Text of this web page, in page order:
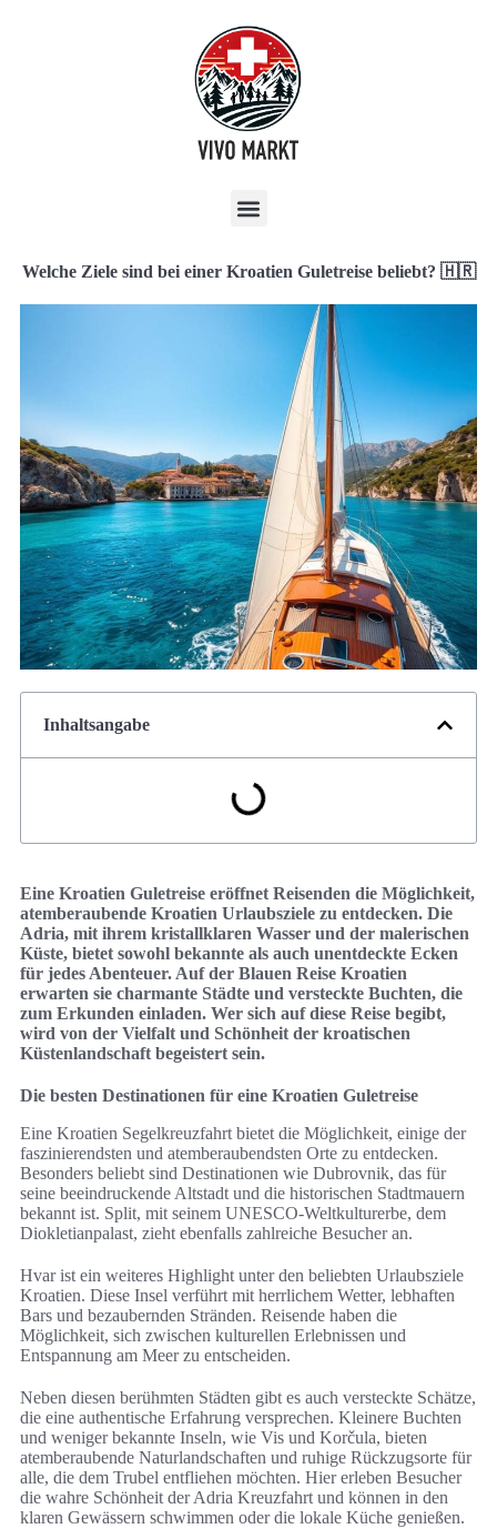
Welche Ziele sind bei einer Kroatien Guletreise beliebt? 🇭🇷
Inhaltsangabe
Eine Kroatien Guletreise eröffnet Reisenden die Möglichkeit,
atemberaubende Kroatien Urlaubsziele zu entdecken. Die
Adria, mit ihrem kristallklaren Wasser und der malerischen
Küste, bietet sowohl bekannte als auch unentdeckte Ecken
für jedes Abenteuer. Auf der Blauen Reise Kroatien
erwarten sie charmante Städte und versteckte Buchten, die
zum Erkunden einladen. Wer sich auf diese Reise begibt,
wird von der Vielfalt und Schönheit der kroatischen
Küstenlandschaft begeistert sein.
Die besten Destinationen für eine Kroatien Guletreise
Eine Kroatien Segelkreuzfahrt bietet die Möglichkeit, einige der
faszinierendsten und atemberaubendsten Orte zu entdecken.
Besonders beliebt sind Destinationen wie Dubrovnik, das für
seine beeindruckende Altstadt und die historischen Stadtmauern
bekannt ist. Split, mit seinem UNESCO-Weltkulturerbe, dem
Diokletianpalast, zieht ebenfalls zahlreiche Besucher an.
Hvar ist ein weiteres Highlight unter den beliebten Urlaubsziele
Kroatien. Diese Insel verführt mit herrlichem Wetter, lebhaften
Bars und bezaubernden Stränden. Reisende haben die
Möglichkeit, sich zwischen kulturellen Erlebnissen und
Entspannung am Meer zu entscheiden.
Neben diesen berühmten Städten gibt es auch versteckte Schätze,
die eine authentische Erfahrung versprechen. Kleinere Buchten
und weniger bekannte Inseln, wie Vis und Korčula, bieten
atemberaubende Naturlandschaften und ruhige Rückzugsorte für
alle, die dem Trubel entfliehen möchten. Hier erleben Besucher
die wahre Schönheit der Adria Kreuzfahrt und können in den
klaren Gewässern schwimmen oder die lokale Küche genießen.